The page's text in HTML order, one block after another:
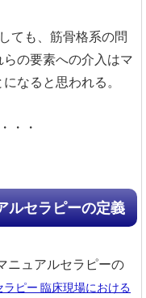
ても、筋骨格系の問
の要素への介入はマ
なると思われる。
・・
ルセラピーの定義
ニュアルセラピーの
ラピー 臨床現場における